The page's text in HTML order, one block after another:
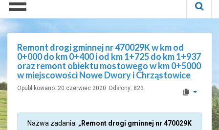
Remont drogi gminnej nr 470029K w km od
0+000 do km 0+400 i od km 1+725 do km 1+937
oraz remont obiektu mostowego w km 0+5000
w miejscowości Nowe Dwory i Chrząstowice
Opublikowano: 20 czerwiec 2020 Odsłony: 823
Nazwa zadania: „Remont drogi gminnej nr 470029K